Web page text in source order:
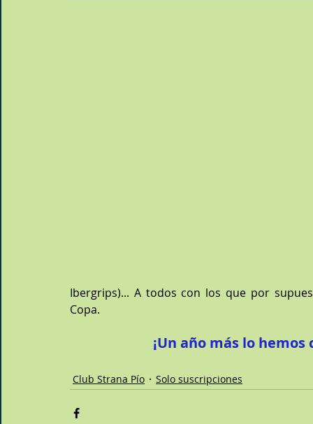
Ibergrips)... A todos con los que por
Copa.
¡Un año más lo
Club Strana Pío Solo suscripciones